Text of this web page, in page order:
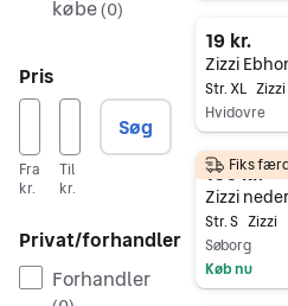
købe(0)
Pris
Fra
kr.
Til
kr.
Søg
Privat/forhandler
Forhandler
19 kr.
Str. XL Zizzi
Hvidovre
Gå til
100 kr.
Zizzi
Str. S Zizzi
Søborg
Køb nu
Fiks